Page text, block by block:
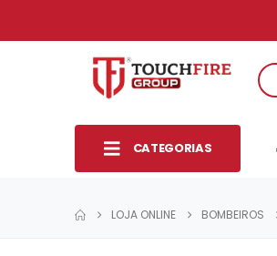
CATEGORIAS
LOJA ONLINE BOMBEIROS